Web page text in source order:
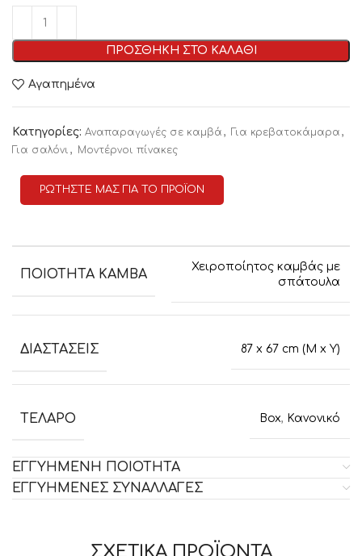
ΠΡΟΣΘΗΚΗ ΣΤΟ ΚΑΛΑΘΙ
Αγαπημένα
Κατηγορίες: Αναπαραγωγές σε καμβά , Για κρεβατοκάμαρα ,
Για σαλόνι , Μοντέρνοι πίνακες
ΡΩΤΗΣΤΕ ΜΑΣ ΓΙΑ ΤΟ ΠΡΟΪΟΝ
ΠΟΙΟΤΗΤΑ ΚΑΜΒΑ
Χειροποίητος καμβάς με
σπάτουλα
ΔΙΑΣΤΑΣΕΙΣ 87 x 67 cm (M x Y)
ΤΕΛΑΡΟ Box, Κανονικό
ΕΓΓΥΗΜΕΝΗ ΠΟΙΟΤΗΤΑ
ΕΓΓΥΗΜΕΝΕΣ ΣΥΝΑΛΛΑΓΕΣ
ΣΧΕΤΙΚΑ ΠΡΟΪΟΝΤΑ